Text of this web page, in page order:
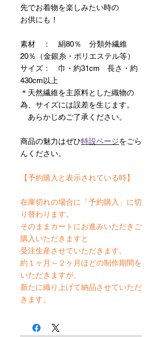
先でお着物を楽しみたい時の
お供にも！
素材 ： 絹80％ 分類外繊維
20％（金銀糸・ポリエステル等）
サイズ： 巾・約31cm 長さ・約
430cm以上
＊天然繊維を主原料とした織物の
為、サイズには誤差を生じます。
あらかじめご了承ください。
商品の魅力はぜひ特設ページをごら
んください。
【予約購入と表示されている時】
在庫切れの場合に「予約購入」に切
り替わります。
そのままカートにお進みいただきご
購入いただきますと
受注生産させていただきます。
約１ヶ月～２ヶ月ほどの制作期間を
いただきますが、
新たに織り上げて納品させていただ
きます。